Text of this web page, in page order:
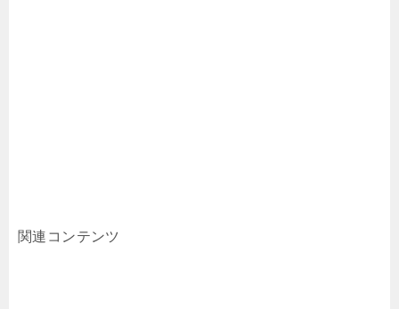
関連コンテンツ